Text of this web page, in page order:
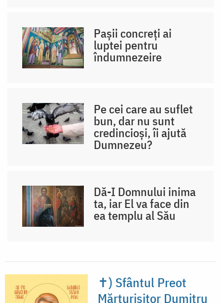
Pașii concreți ai
luptei pentru
îndumnezeire
Pe cei care au suflet
bun, dar nu sunt
credincioși, îi ajută
Dumnezeu?
Dă-I Domnului inima
ta, iar El va face din
ea templu al Său
✝) Sfântul Preot
Mărturisitor Dumitru